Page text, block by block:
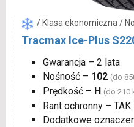
/ Klasa ekonomiczna /
Tracmax Ice-Plus
Gwarancja – 2 lata
Nośność – 102 (do
Prędkość – H (do 210
Rant ochronny – TAK
Dodatkowe